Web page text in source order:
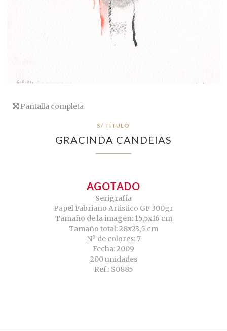
Pantalla completa
S/ TÍTULO
GRACINDA CANDEIAS
AGOTADO
Serigrafía
Papel Fabriano Artistico GF 300gr
Tamaño de la imagen: 15,5x16 cm
Tamaño total: 28x23,5 cm
Nº de colores: 7
Fecha: 2009
200 unidades
Ref.: S0885